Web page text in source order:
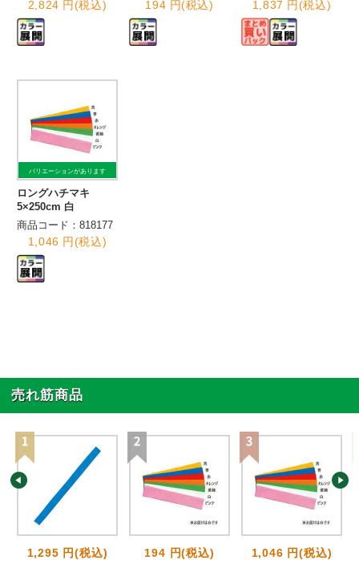
2,824 円(税込) 194 円(税込) 1,837 円(税込)
バリエーションがあります
ロングハチマキ
5×250cm 白
商品コード：818177
1,046 円(税込)
売れ筋商品
1,295 円(税込) 194 円(税込) 1,046 円(税込)